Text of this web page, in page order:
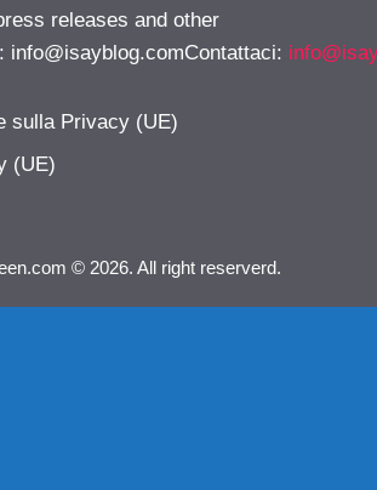
releases and other
info@isayblog.comContattaci:
sulla Privacy (UE)
(UE)
© 2026. All right reserverd.